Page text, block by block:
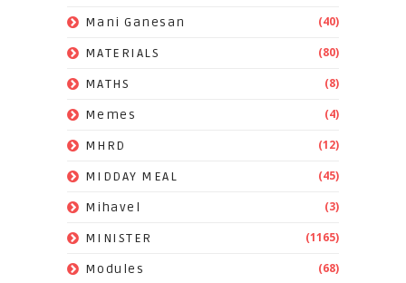
Mani Ganesan (40)
MATERIALS (80)
MATHS (8)
Memes (4)
MHRD (12)
MIDDAY MEAL (45)
Mihavel (3)
MINISTER (1165)
Modules (68)